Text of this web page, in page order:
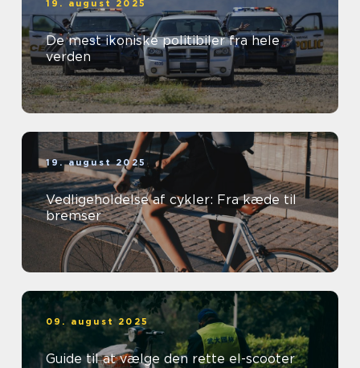
19. august 2025
De mest ikoniske politibiler fra hele
verden
19. august 2025
Vedligeholdelse af cykler: Fra kæde til
bremser
09. august 2025
Guide til at vælge den rette el-scooter